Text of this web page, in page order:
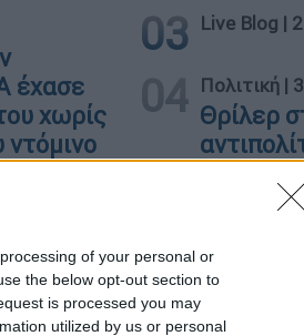
of your personal or
the below opt-out section to
is processed you may
utilized by us or personal
έχασε
χωρίς
ντόμινο
στη
03 Live Blog |
04 Πολιτική |
Θρίλερ
από
05 Πολιτική